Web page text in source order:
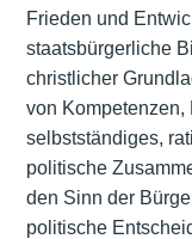
Frieden und
staatsbürgerliche
christlicher
von
selbstständiges,
politische
den Sinn der
politische